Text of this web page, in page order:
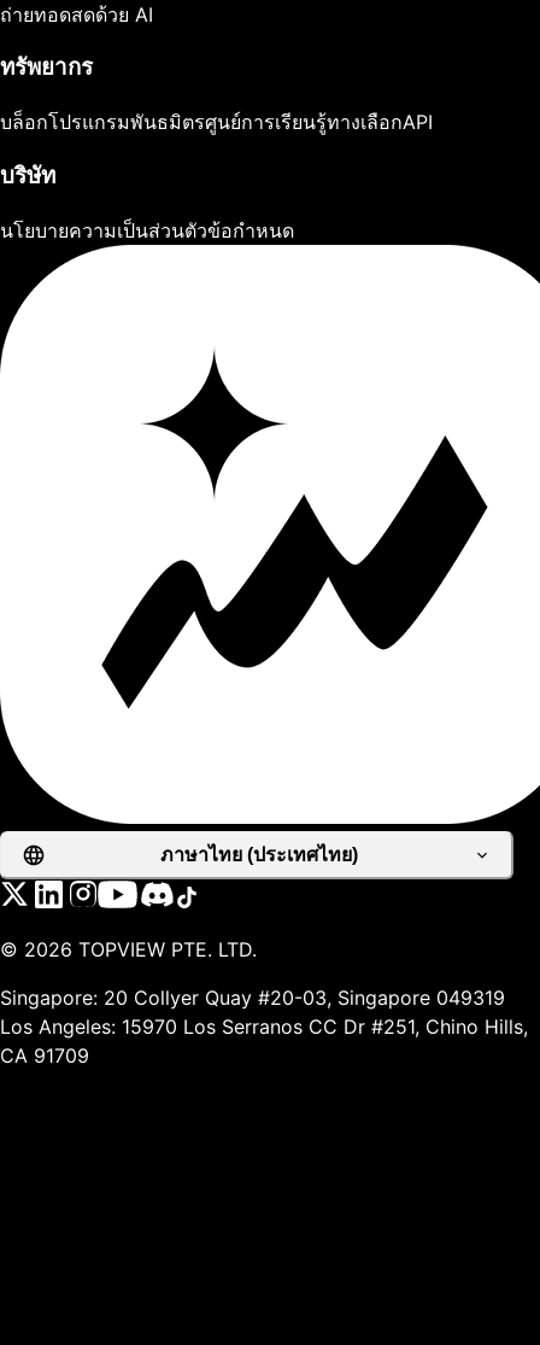
ถ่ายทอดสดด้วย AI
ทรัพยากร
บล็อกโปรแกรมพันธมิตรศูนย์การเรียนรู้ทางเลือกAPI
บริษัท
นโยบายความเป็นส่วนตัวข้อกำหนด
ภาษาไทย (ประเทศไทย)
© 2026 TOPVIEW PTE. LTD.
Singapore: 20 Collyer Quay #20-03, Singapore 049319
Los Angeles: 15970 Los Serranos CC Dr #251, Chino Hills,
CA 91709